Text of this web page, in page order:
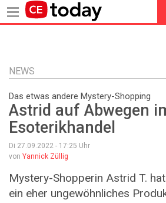
Inhalt
NEWS
Das etwas andere Mystery-Shopping
Astrid auf Abwegen
Esoterikhandel
Di 27.09.2022 - 17:25 Uhr
von Yannick Züllig
Mystery-Shopperin Astrid T.
ein eher ungewöhnliches